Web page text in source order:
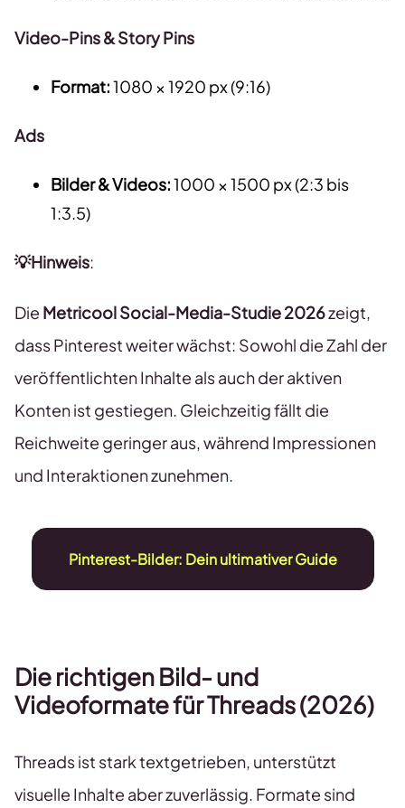
Video-Pins & Story Pins
Format:1080 × 1920 px (9:16)
Ads
Bilder & Videos:1000 × 1500 px (2:3 bis
1:3.5)
💡Hinweis:
Die Metricool Social-Media-Studie 2026zeigt,
dass Pinterest weiter wächst: Sowohl die Zahl der
veröffentlichten Inhalte als auch der aktiven
Konten ist gestiegen. Gleichzeitig fällt die
Reichweite geringer aus, während Impressionen
und Interaktionen zunehmen.
Pinterest-Bilder: Dein ultimativer Guide
Die richtigen Bild- und
VideoformatefürThreads(2026)
Threads ist stark textgetrieben, unterstützt
visuelle Inhalte aber zuverlässig. Formate sind